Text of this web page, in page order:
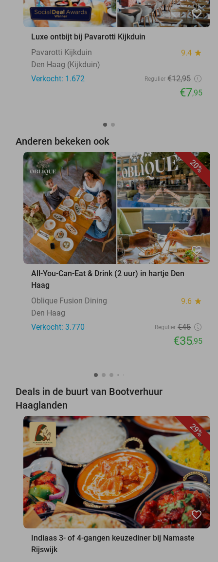
favorite_border
Luxe ontbijt bij Pavarotti Kijkduin
Pavarotti Kijkduin
9.4 star
Den Haag (Kijkduin)
Verkocht: 1.672
Regulier €12,95
€7,95
Anderen bekeken ook
20%
favorite_border
All-You-Can-Eat & Drink (2 uur) in hartje Den
Haag
Oblique Fusion Dining
9.6 star
Den Haag
Verkocht: 3.770
Regulier €45
€35,95
Deals in de buurt van Bootverhuur
Haaglanden
29%
favorite_border
Indiaas 3- of 4-gangen keuzediner bij Namaste
Rijswijk